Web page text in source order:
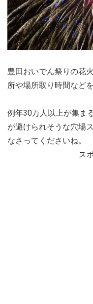
豊田おいでん祭りの花
所や場所取り時間など
例年30万人以上が集ま
が避けられそうな穴場
なさってくださいね。
ス